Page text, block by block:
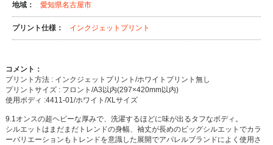
地域： 愛知県名古屋市
プリント仕様： インクジェットプリント
コメント：
プリント方法 : インクジェットプリント/ホワイトプリント無し
プリントサイズ : フロント/A3以内(297×420mm以内)
使用ボディ :4411-01/ホワイト/XLサイズ
9.1オンスの超ヘビーな厚みで、洗濯するほどに味が出るタフなボディ。
シルエットはまだまだトレンドの身幅、袖丈が長めのビッグシルエットでカラ
ーバリエーションもトレンドを意識した展開でアパレルブランドによく使用さ